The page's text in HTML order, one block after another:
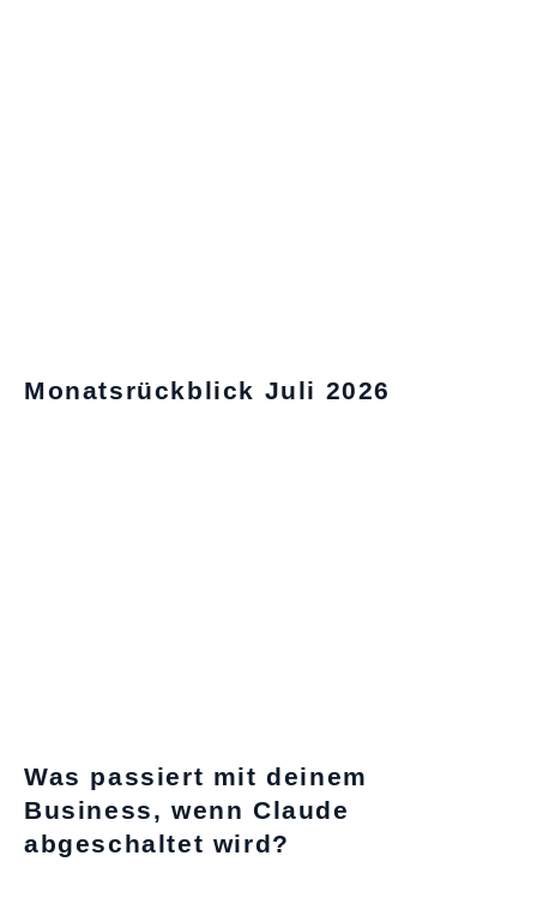
Monatsrückblick Juli 2026
Was passiert mit deinem
Business, wenn Claude
abgeschaltet wird?